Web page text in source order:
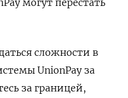
сложности в
UnionPay за
за границей,